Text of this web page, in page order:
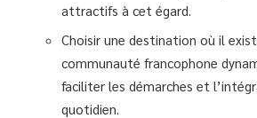
attractifs à cet égard.
Choisir une destination où il
communauté francophone
faciliter les démarches et
quotidien.